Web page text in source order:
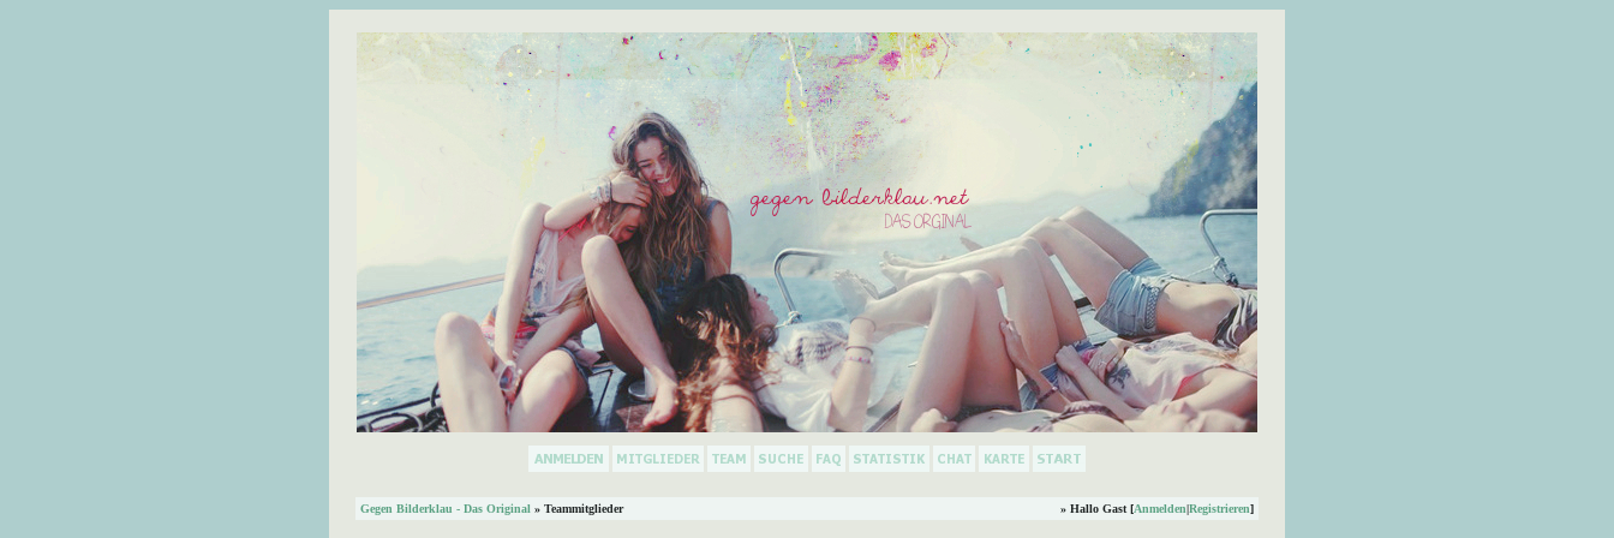
Gegen Bilderklau - Das Original » Teammitglieder » Hallo Gast [Anmelden|Registrieren]